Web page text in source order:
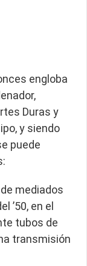
engloba
Duras y
y siendo
puede
mediados
’50, en el
tubos de
transmisión